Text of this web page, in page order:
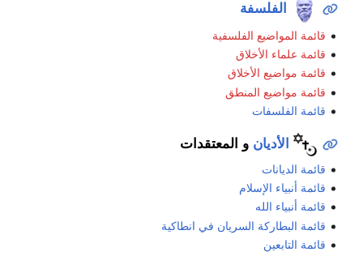
الفلسفة
قائمة المواضيع الفلسفية
قائمة علماء الأخلاق
قائمة مواضيع الأخلاق
قائمة مواضيع المنطق
قائمة الفلسفات
الأديان و المعتقدات
قائمة الديانات
قائمة أنبياء الإسلام
قائمة أنبياء الله
قائمة البطاركة السريان في انطاكية
قائمة التابعين